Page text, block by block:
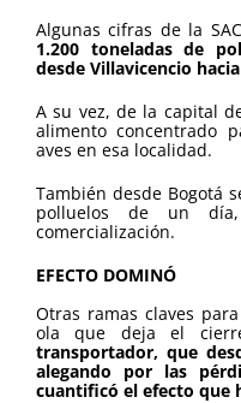
Algunas cifras de la
1.200 toneladas de
desde Villavicencio
A su vez, de la capital
alimento concentrado
aves en esa localidad.
También desde Bogotá
polluelos de un
comercialización.
EFECTO DOMINÓ
Otras ramas claves
ola que deja el
transportador, que
alegando por las
cuantificó el efecto que